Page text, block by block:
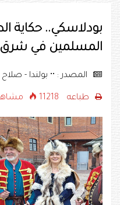
بودلاسكي.. حكاية
المسلمين في شرق
المصدر : •• بولندا -
طباعه 11218 مشاهدة
Previous